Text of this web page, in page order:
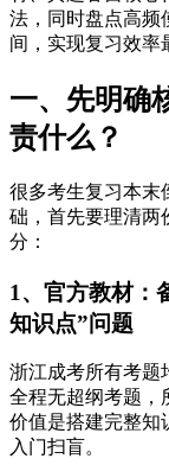
法，同时盘点高频
间，实现复习效率
一、先明确
责什么？
很多考生复习本末
础，首先要理清两
分：
1、官方教材：
知识点”问题
浙江成考所有考题
全程无超纲考题，
价值是搭建完整知
入门扫盲。